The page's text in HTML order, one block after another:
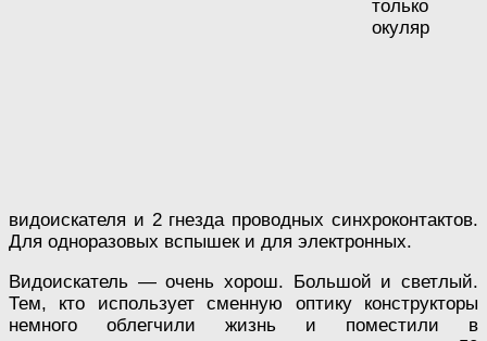
только
окуляр
видоискателя и 2 гнезда проводных синхроконтактов.
Для одноразовых вспышек и для электронных.
Видоискатель — очень хорош. Большой и светлый.
Тем, кто использует сменную оптику конструкторы
немного облегчили жизнь и поместили в